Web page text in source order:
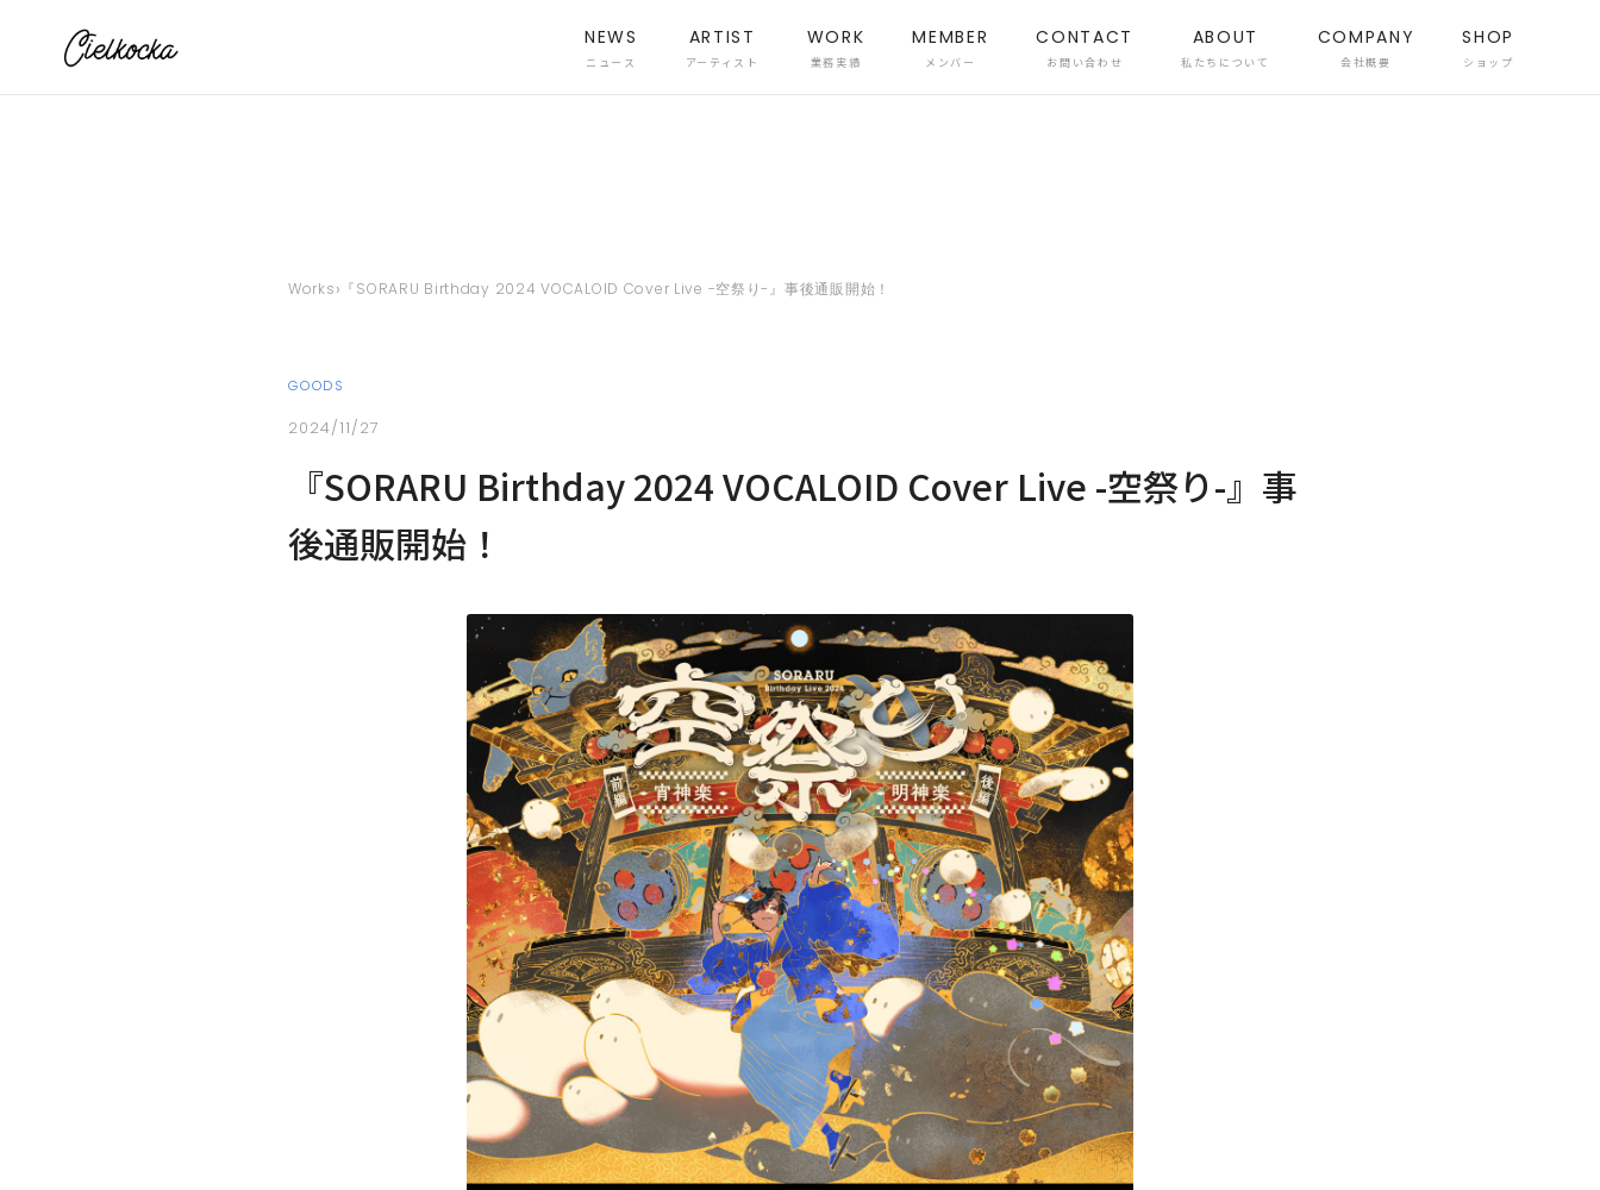
NEWS
ニュース
ARTIST
アーティスト
WORK
業務実績
MEMBER
メンバー
CONTACT
お問い合わせ
ABOUT
私たちについて
COMPANY
会社概要
SHOP
ショップ
Works› 『SORARU Birthday 2024 VOCALOID Cover Live -空祭り-』事後通販開始！
GOODS
2024/11/27
『SORARU Birthday 2024 VOCALOID Cover Live -空祭り-』事
後通販開始！